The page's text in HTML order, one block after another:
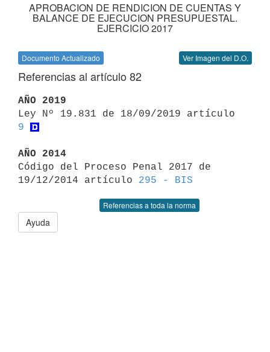
APROBACION DE RENDICION DE CUENTAS Y
BALANCE DE EJECUCION PRESUPUESTAL.
EJERCICIO 2017
Documento Actualizado Ver Imagen del D.O.
Referencias al artículo 82
AÑO 2019
9
AÑO 2014
Código del Proceso Penal 2017 de
19/12/2014 artículo 295 - BIS
Referencias a toda la norma
Ayuda